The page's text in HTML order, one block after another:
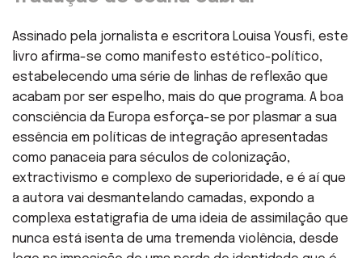
Assinado pela jornalista e escritora Louisa Yousfi, este
livro afirma-se como manifesto estético-político,
estabelecendo uma série de linhas de reflexão que
acabam por ser espelho, mais do que programa. A boa
consciência da Europa esforça-se por plasmar a sua
essência em políticas de integração apresentadas
como panaceia para séculos de colonização,
extractivismo e complexo de superioridade, e é aí que
a autora vai desmantelando camadas, expondo a
complexa estatigrafia de uma ideia de assimilação que
nunca está isenta de uma tremenda violência, desde